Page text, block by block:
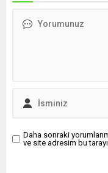
Daha sonraki
ve site adresim bu